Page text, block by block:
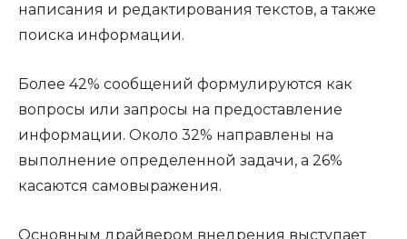
написания и редактирования текстов, а также
поиска информации.
Более 42% сообщений формулируются как
вопросы или запросы на предоставление
информации. Около 32% направлены на
выполнение определенной задачи, а 26%
касаются самовыражения.
Основным драйвером внедрения выступает